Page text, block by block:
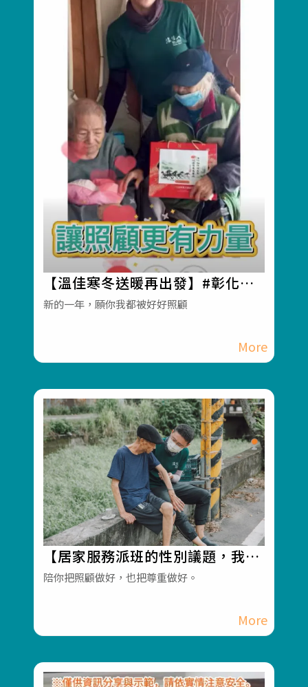
【溫佳寒冬送暖再出發】#彰化長
照機構 #員林長照機構 #長照3.0 #
新的一年，願你我都被好好照顧
【居家服務派班的性別議題，我們
怎麼看？】#彰化長照機構 #員林
陪你把照顧做好，也把尊重做好。